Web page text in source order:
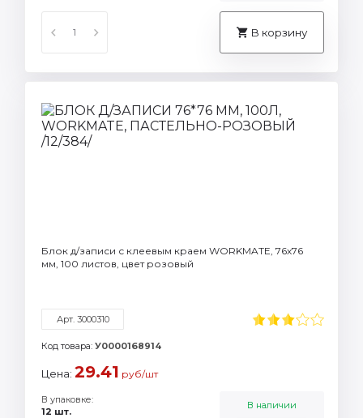
В корзину
Блок д/записи с клеевым краем WORKMATE, 76х76
мм, 100 листов, цвет розовый
Арт. 3000310
Код товара: У0000168914
Цена: 29.41 руб/шт
В упаковке:
12 шт.
В наличии